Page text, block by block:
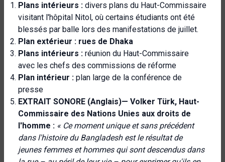
Plans intérieurs : divers plans du Haut-Commissaire
visitant l'hôpital Nitol, où certains étudiants ont été
blessés par balle lors des manifestations de juillet.
Plan extérieur : rues de Dhaka
Plans intérieurs : réunion du Haut-Commissaire
avec les chefs des commissions de réforme
Plan intérieur : plan large de la conférence de
presse
EXTRAIT SONORE (Anglais)— Volker Türk, Haut-
Commissaire des Nations Unies aux droits de
l'homme : « Ce moment unique et sans précédent
dans l'histoire du Bangladesh est le résultat de
jeunes femmes et hommes qui sont descendus dans